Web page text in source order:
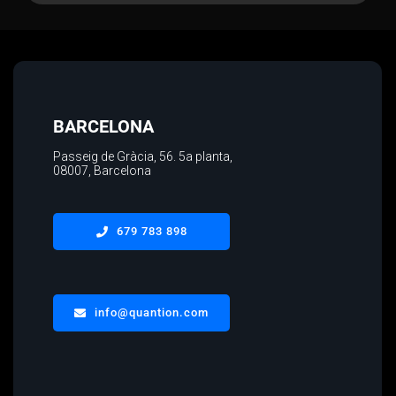
BARCELONA
Passeig de Gràcia, 56. 5a planta,
08007, Barcelona
679 783 898
info@quantion.com